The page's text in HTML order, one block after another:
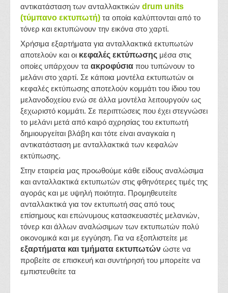
αντικατάσταση των ανταλλακτικών drum units
(τύμπανο εκτυπωτή) τα οποία καλύπτονται από το
τόνερ και εκτυπώνουν την εικόνα στο χαρτί.
Χρήσιμα εξαρτήματα για ανταλλακτικά εκτυπωτών
αποτελούν και οι κεφαλές εκτύπωσης μέσα στις
οποίες υπάρχουν τα ακροφύσια που τυπώνουν το
μελάνι στο χαρτί. Σε κάποια μοντέλα εκτυπωτών οι
κεφαλές εκτύπωσης αποτελούν κομμάτι του ίδιου του
μελανοδοχείου ενώ σε άλλα μοντέλα λειτουργούν ως
ξεχωριστό κομμάτι. Σε περιπτώσεις που έχει στεγνώσει
το μελάνι μετά από καιρό αχρησίας του εκτυπωτή
δημιουργείται βλάβη και τότε είναι αναγκαία η
αντικατάσταση με ανταλλακτικά των κεφαλών
εκτύπωσης.
Στην εταιρεία μας προωθούμε κάθε είδους αναλώσιμα
και ανταλλακτικά εκτυπωτών στις φθηνότερες τιμές της
αγοράς και με υψηλή ποιότητα. Προμηθευτείτε
ανταλλακτικά για τον εκτυπωτή σας από τους
επίσημους και επώνυμους κατασκευαστές μελανιών,
τόνερ και άλλων αναλώσιμων των εκτυπωτών πολύ
οικονομικά και με εγγύηση. Για να εξοπλιστείτε με
εξαρτήματα και τμήματα εκτυπωτών ώστε να
προβείτε σε επισκευή και συντήρησή του μπορείτε να
εμπιστευθείτε τα